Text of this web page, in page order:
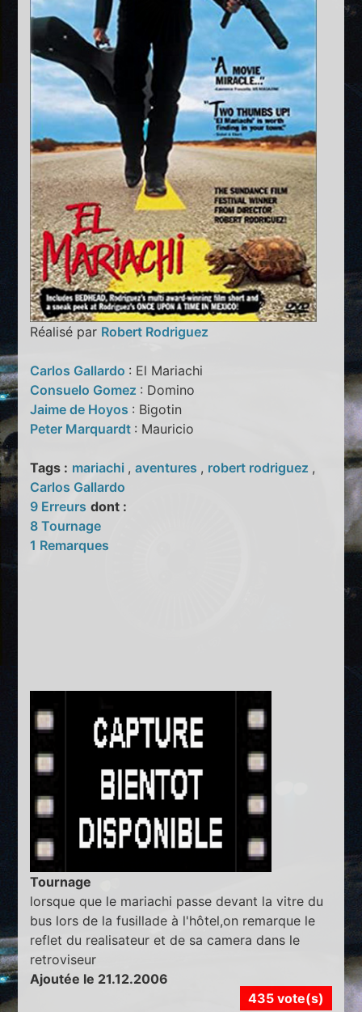
Réalisé par Robert Rodriguez
Carlos Gallardo : El Mariachi
Consuelo Gomez : Domino
Jaime de Hoyos : Bigotin
Peter Marquardt : Mauricio
Tags : mariachi ,aventures , robert rodriguez ,
Carlos Gallardo
9 Erreurs dont :
8 Tournage
1 Remarques
Tournage
lorsque que le mariachi passe devant la vitre du
bus lors de la fusillade à l'hôtel,on remarque le
reflet du realisateur et de sa camera dans le
retroviseur
Ajoutée le 21.12.2006
435 vote(s)